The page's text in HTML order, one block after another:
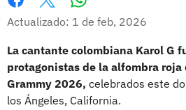
Facebook
X
Actualizado: 1 de feb, 2026
La cantante colombiana Karol G
protagonistas de la alfombra roja
Grammy 2026, celebrados este
los Ángeles, California.